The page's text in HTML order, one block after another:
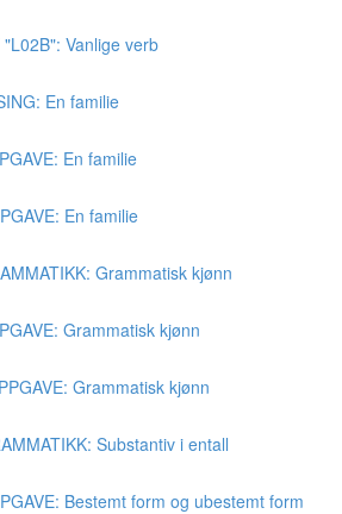
Vanlige verb
En familie
En familie
En familie
Grammatisk kjønn
Grammatisk kjønn
Grammatisk kjønn
Substantiv i entall
Bestemt form og ubestemt form